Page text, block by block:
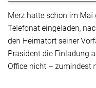
Merz hatte schon im Mai
Telefonat eingeladen,
den Heimatort seiner
Präsident die Einladung
Office nicht – zumindest